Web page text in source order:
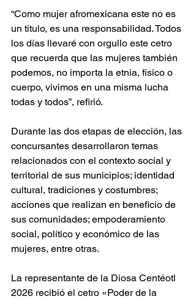
“Como mujer afromexicana este no es
un título, es una responsabilidad. Todos
los días llevaré con orgullo este cetro
que recuerda que las mujeres también
podemos, no importa la etnia, físico o
cuerpo, vivimos en una misma lucha
todas y todos”, refirió.
Durante las dos etapas de elección, las
concursantes desarrollaron temas
relacionados con el contexto social y
territorial de sus municipios; identidad
cultural, tradiciones y costumbres;
acciones que realizan en beneficio de
sus comunidades; empoderamiento
social, político y económico de las
mujeres, entre otras.
La representante de la Diosa Centéotl
2026 recibió el cetro «Poder de la